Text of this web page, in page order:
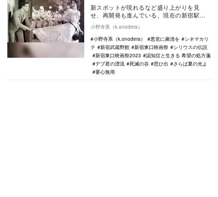
新スポットが現れるなど盛り上がりを見
せ、再開発も進んでいる、現在の新宿駅周
辺。そんな駅の東口のすぐ近くには、大正
時代から営まれ、…
小野寺系（k.onodera）
小野寺系（k.onodera）
悪党に粛清を
シネマカリ
テ
新宿武蔵野館 新宿東口映画祭
シリウスの伝説
新宿東口映画祭2023
認知症と生きる 希望の処方箋
デブ君の漂流
死滅の谷 思ひ出
さらば夏の光よ
要心無用